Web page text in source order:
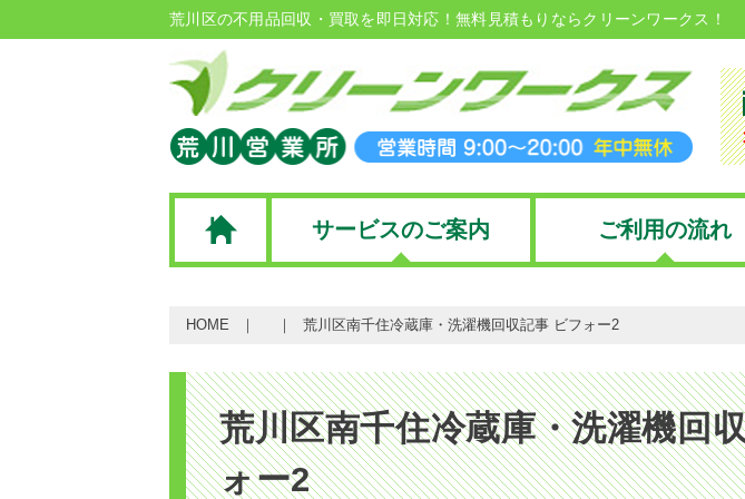
荒川区の不用品回収・買取を即日対応！無料見積もりならクリーンワークス！
サービスのご案内 ご利用の流れ
HOME 荒川区南千住冷蔵庫・洗濯機回収記事 ビフォー2
荒川区南千住冷蔵庫・洗濯機回
ォー2